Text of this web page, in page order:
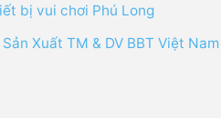
bị vui chơi Phú Long
Xuất TM & DV BBT Việt Nam